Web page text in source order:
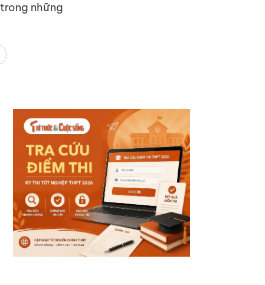
những